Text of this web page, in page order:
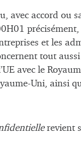
avec accord ou
et les
tout
avec le
Uni, ainsi
revient